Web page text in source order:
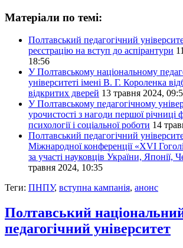
Матеріали по темі:
Полтавський педагогічний
реєстрацію на вступ до аспірантури
18:56
У Полтавському національному
університеті імені В. Г. Короленка
відкритих дверей 13 травня 2024,
У Полтавському педагогічному
урочистості з нагоди першої річниці
психології і соціальної роботи 14
Полтавський педагогічний
Міжнародної конференції «XVI
за участі науковців України, Японії,
травня 2024, 10:35
Теги: ПНПУ, вступна кампанія, анонс
Полтавський
педагогічний університет